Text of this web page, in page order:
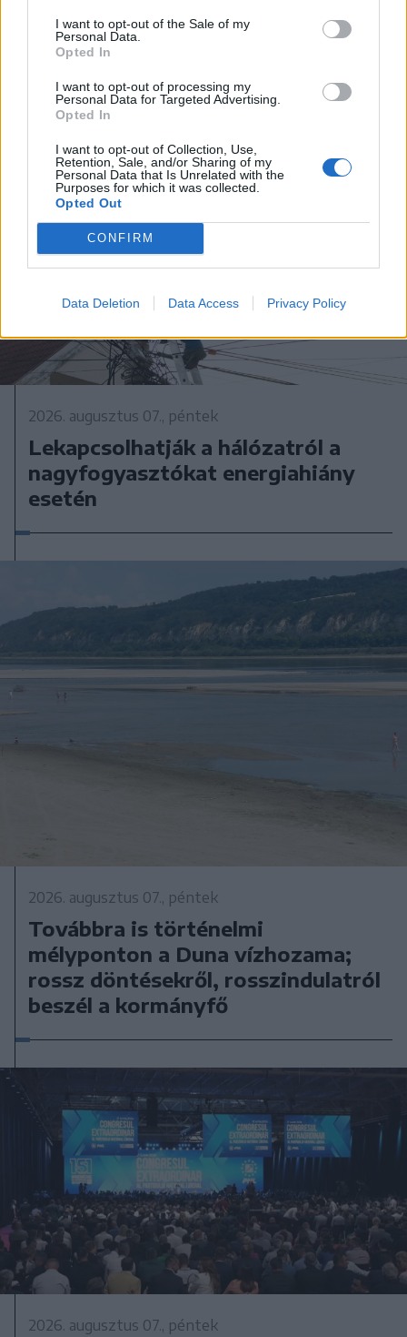
I want to opt-out of the Sale of my
Personal Data.
Opted In
I want to opt-out of processing my
Personal Data for Targeted Advertising.
Opted In
I want to opt-out of Collection, Use,
Retention, Sale, and/or Sharing of my
Personal Data that Is Unrelated with the
Purposes for which it was collected.
Opted Out
CONFIRM
Data Deletion Data Access Privacy Policy
2026. augusztus 07., péntek
Lekapcsolhatják a hálózatról a
nagyfogyasztókat energiahiány
esetén
2026. augusztus 07., péntek
Továbbra is történelmi
mélyponton a Duna vízhozama;
rossz döntésekről, rosszindulatról
beszél a kormányfő
2026. augusztus 07., péntek